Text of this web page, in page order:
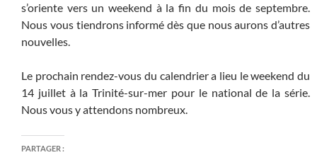
s’oriente vers un weekend à la fin du mois de septembre.
Nous vous tiendrons informé dès que nous aurons d’autres
nouvelles.
Le prochain rendez-vous du calendrier a lieu le weekend du
14 juillet à la Trinité-sur-mer pour le national de la série.
Nous vous y attendons nombreux.
PARTAGER :